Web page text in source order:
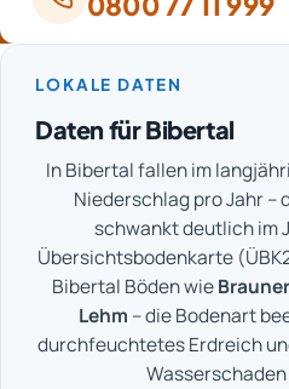
LOKALE DATEN
Daten für Bibertal
In Bibertal fallen im
Niederschlag pro Jahr –
schwankt deutlich im
Übersichtsbodenkarte
Bibertal Böden wie
Lehm – die Bodenart
durchfeuchtetes Erdreich